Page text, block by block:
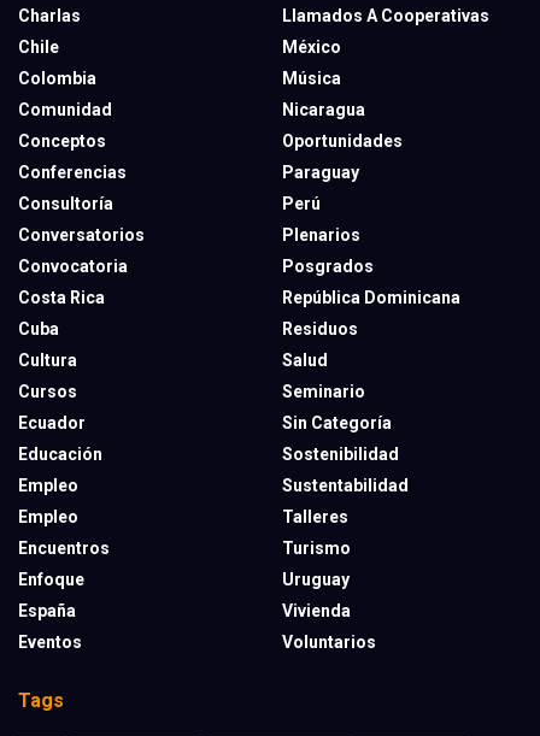
Charlas
Chile
Colombia
Comunidad
Conceptos
Conferencias
Consultoría
Conversatorios
Convocatoria
Costa Rica
Cuba
Cultura
Cursos
Ecuador
Educación
Empleo
Empleo
Encuentros
Enfoque
España
Eventos
Llamados A Cooperativas
México
Música
Nicaragua
Oportunidades
Paraguay
Perú
Plenarios
Posgrados
República Dominicana
Residuos
Salud
Seminario
Sin Categoría
Sostenibilidad
Sustentabilidad
Talleres
Turismo
Uruguay
Vivienda
Voluntarios
Tags